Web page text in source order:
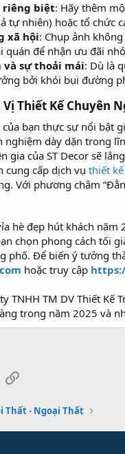
riêng biệt: Hãy thêm
tự nhiên) hoặc tổ chức
xã hội: Chụp ảnh
quán để nhận ưu đãi
và sự thoải mái: Dù là
bởi khói bụi đường
Thiết Kế Chuyên
của bạn thực sự nổi bật
nghiệm dày dặn trong
gia của ST Decor sẽ
cung cấp dịch vụ thiết
Với phương châm
hè đẹp hút khách
chọn phong cách tối
phố. Để biến ý tưởng
hoặc truy cập
TNHH TM DV Thiết Kế
trong năm 2025 và
Email
Thất - Ngoại Thất